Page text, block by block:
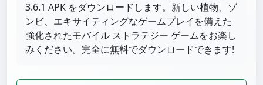
3.6.1 APK をダウンロードします。新しい植物、ゾ
ンビ、エキサイティングなゲームプレイを備えた
強化されたモバイル ストラテジー ゲームをお楽し
みください。完全に無料でダウンロードできます!